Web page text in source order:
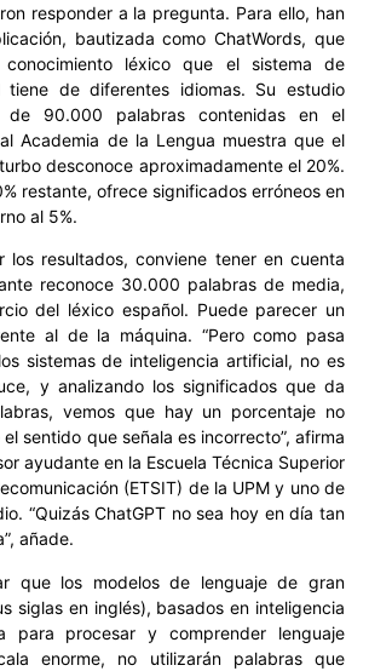
responder a la pregunta. Para ello, han
bautizada como ChatWords, que
léxico que el sistema de
tiene de diferentes idiomas. Su estudio
90.000 palabras contenidas en el
Academia de la Lengua muestra que el
desconoce aproximadamente el 20%.
restante, ofrece significados erróneos en
al 5%.
los resultados, conviene tener en cuenta
reconoce 30.000 palabras de media,
del léxico español. Puede parecer un
al de la máquina. “Pero como pasa
sistemas de inteligencia artificial, no es
y analizando los significados que da
vemos que hay un porcentaje no
sentido que señala es incorrecto”, afirma
ayudante en la Escuela Técnica Superior
(ETSIT) de la UPM y uno de
“Quizás ChatGPT no sea hoy en día tan
añade.
que los modelos de lenguaje de gran
siglas en inglés), basados en inteligencia
para procesar y comprender lenguaje
enorme, no utilizarán palabras que